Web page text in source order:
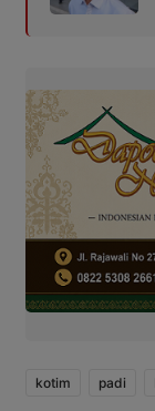
kotim padi